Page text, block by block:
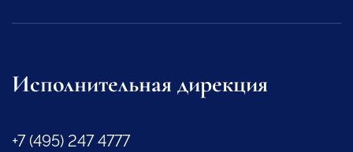
Исполнительная дирекция
+7 (495) 247 4777